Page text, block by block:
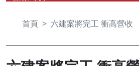
首頁 六建案將完工 衝高營收